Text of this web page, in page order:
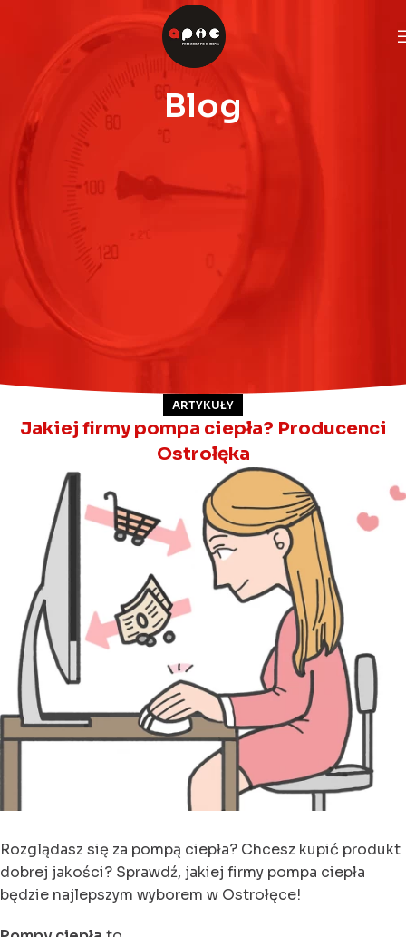
Blog
ARTYKUŁY
Jakiej firmy pompa ciepła? Producenci
Ostrołęka
Rozglądasz się za pompą ciepła? Chcesz kupić produkt
dobrej jakości? Sprawdź, jakiej firmy pompa ciepła
będzie najlepszym wyborem w Ostrołęce!